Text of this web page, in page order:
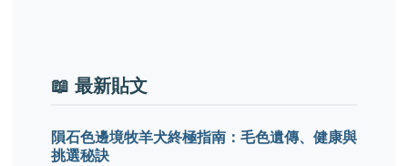
📖 最新貼文
隕石色邊境牧羊犬終極指南：毛色遺傳、健康與
挑選秘訣